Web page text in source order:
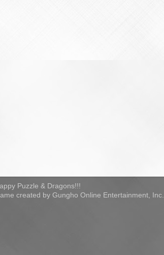
Puzzle & Dragons!!!
created by Gungho Online Entertainment, Inc.